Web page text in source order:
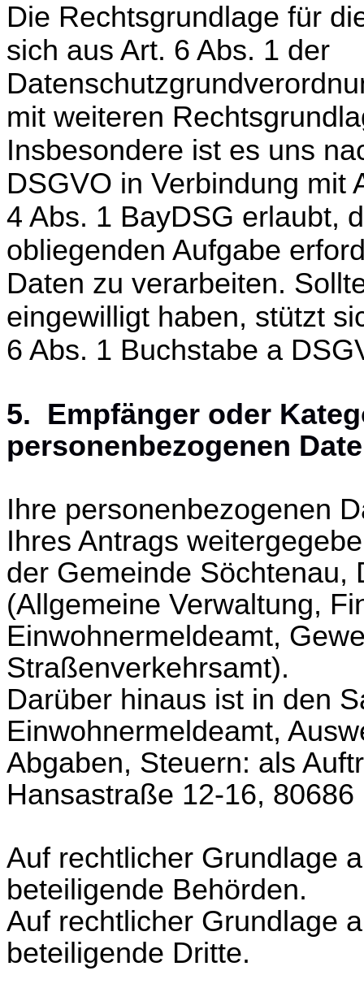
Die Rechtsgrundlage für
sich aus Art. 6 Abs. 1 der
mit weiteren
Insbesondere ist es uns
DSGVO in Verbindung mit
4 Abs. 1 BayDSG erlaubt,
obliegenden Aufgabe
Daten zu verarbeiten.
eingewilligt haben, stützt
6 Abs. 1 Buchstabe a
5. Empfänger oder
personenbezogenen
Ihre personenbezogenen
Ihres Antrags
der Gemeinde Söchtenau,
(Allgemeine Verwaltung,
Einwohnermeldeamt,
Straßenverkehrsamt).
Darüber hinaus ist in den
Einwohnermeldeamt,
Abgaben, Steuern: als
Hansastraße 12-16, 80686
Auf rechtlicher Grundlage
beteiligende Behörden.
Auf rechtlicher Grundlage
beteiligende Dritte.